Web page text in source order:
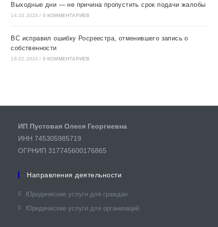
Выходные дни — не причина пропустить срок подачи жалобы
14.10.2024 / 0 КОММЕНТАРИЕВ
ВС исправил ошибку Росреестра, отменившего запись о
собственности
16.02.2024 / 0 КОММЕНТАРИЕВ
ИП Пустовая Олеся Георгиевна
ИНН 745305985719
ОГРНИП 317745600176865
Направления деятельности
Юридические услуги для граждан​
Юридические услуги для организаций